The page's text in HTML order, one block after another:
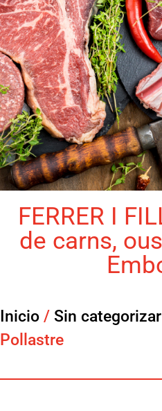
FERRER I
de carns,
Inicio / Sin categorizar
Pollastre